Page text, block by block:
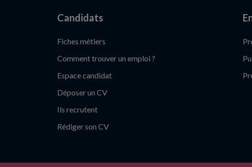
Candidats
Fiches métiers
Comment trouver un emploi ?
Espace candidat
Déposer un CV
Ils recrutent
Rédiger son CV